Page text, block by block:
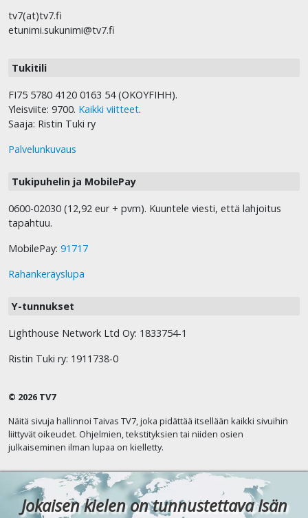
tv7(at)tv7.fi
etunimi.sukunimi@tv7.fi
Tukitili
FI75 5780 4120 0163 54 (OKOYFIHH).
Yleisviite: 9700. Kaikki viitteet.
Saaja: Ristin Tuki ry
Palvelunkuvaus
Tukipuhelin ja MobilePay
0600-02030 (12,92 eur + pvm). Kuuntele viesti, että lahjoitus
tapahtuu.
MobilePay: 91717
Rahankeräyslupa
Y-tunnukset
Lighthouse Network Ltd Oy: 1833754-1
Ristin Tuki ry: 1911738-0
© 2026 TV7
Näitä sivuja hallinnoi Taivas TV7, joka pidättää itsellään kaikki sivuihin
liittyvät oikeudet. Ohjelmien, tekstityksien tai niiden osien
julkaiseminen ilman lupaa on kielletty.
Jokaisen kielen on tunnustettava Isän